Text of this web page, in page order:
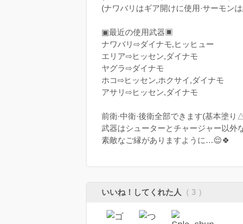
(ナワバリはギア開けに使用·サーモン
▣最近の使用武器▣
ナワバリ⇨ダイナモ‚ヒッヒュー
エリア⇨ヒッセン‚ダイナモ
ヤグラ⇨ダイナモ
ホコ⇨ヒッセン‚ホクサイ‚ダイナモ
アサリ⇨ヒッセン‚ダイナモ
前衛·中衛·後衛全部できます(基本塗り
武器はシューターとチャージャー以外
素敵なご縁がありますように…😌🍀
いいね！してくれた人 （ 3 ）